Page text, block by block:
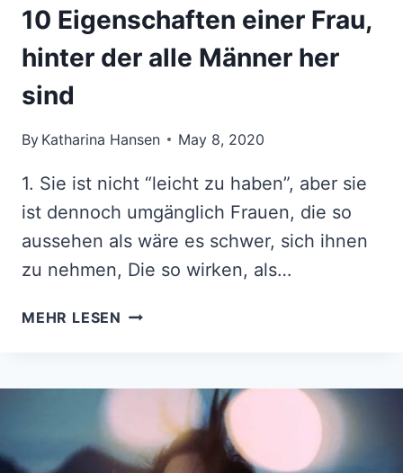
10 Eigenschaften einer Frau,
hinter der alle Männer her
sind
By Katharina Hansen May 8, 2020
1. Sie ist nicht “leicht zu haben”, aber sie
ist dennoch umgänglich Frauen, die so
aussehen als wäre es schwer, sich ihnen
zu nehmen, Die so wirken, als…
MEHR LESEN 10
ALLE
MÄNNER